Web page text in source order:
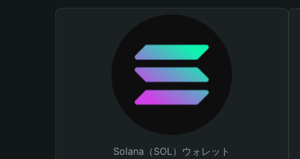
Solana（SOL）ウォレット